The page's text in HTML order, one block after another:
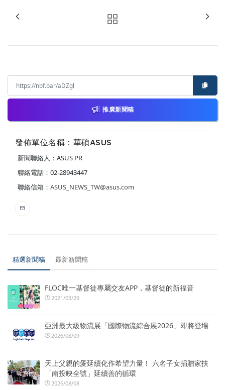
推廣新聞稿
發佈單位名稱：華碩ASUS
新聞聯絡人：ASUS PR
聯絡電話：02-28943447
聯絡信箱： ASUS_NEWS_TW@asus.com
精選新聞稿 最新新聞稿
FLOC唯一基督徒專屬交友APP，基督徒的新福音
2021/03/29
亞洲最大級物流展「國際物流綜合展2026」即將登場
2026/08/09
天上父親的愛延續化作希望力量！ 六名子女捐贈家扶
「南投映全號」延續善的循環
2026/08/08